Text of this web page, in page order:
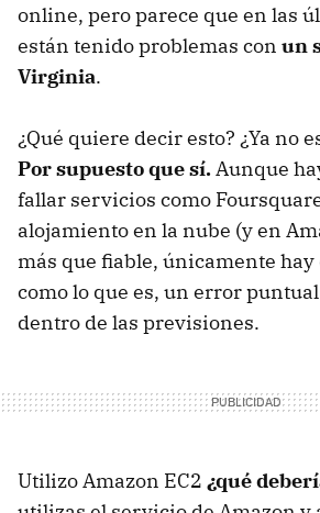
online, pero parece que en las
están tenido problemas con un
Virginia.
¿Qué quiere decir esto? ¿Ya no
Por supuesto que sí.Aunque
fallar servicios como
alojamiento en la nube (y en
más que fiable, únicamente
como lo que es, un error
dentro de las previsiones.
Utilizo Amazon EC2 ¿qué